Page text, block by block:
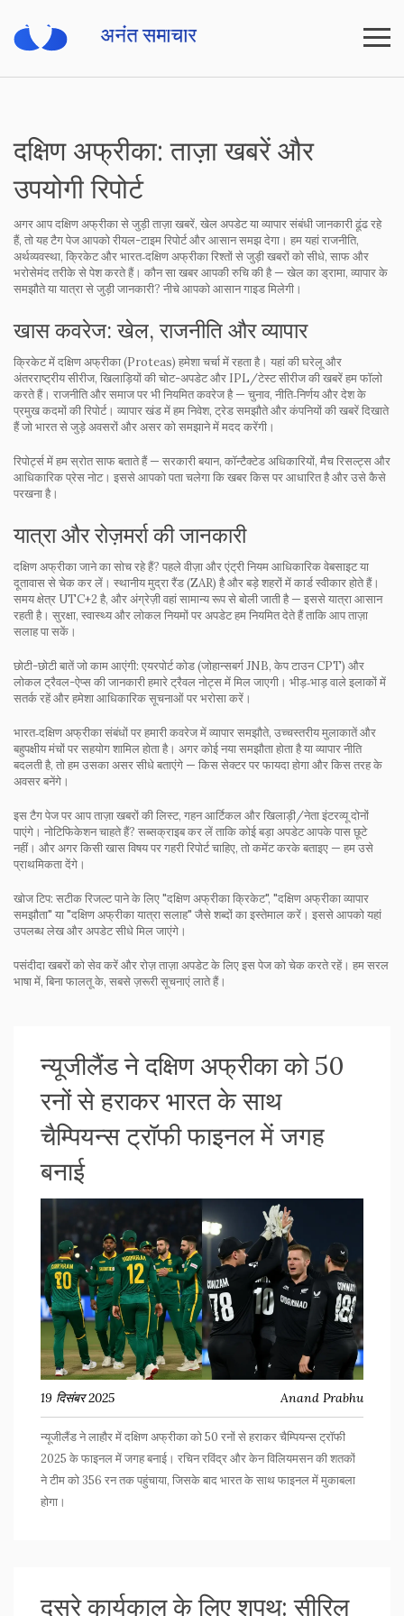
दक्षिण अफ्रीका: ताज़ा खबरें और
उपयोगी रिपोर्ट
अगर आप दक्षिण अफ्रीका से जुड़ी ताज़ा खबरें, खेल अपडेट या व्यापार संबंधी जानकारी ढूंढ रहे
हैं, तो यह टैग पेज आपको रीयल-टाइम रिपोर्ट और आसान समझ देगा। हम यहां राजनीति,
अर्थव्यवस्था, क्रिकेट और भारत‑दक्षिण अफ्रीका रिश्तों से जुड़ी खबरों को सीधे, साफ और
भरोसेमंद तरीके से पेश करते हैं। कौन सा खबर आपकी रुचि की है — खेल का ड्रामा, व्यापार के
समझौते या यात्रा से जुड़ी जानकारी? नीचे आपको आसान गाइड मिलेगी।
खास कवरेज: खेल, राजनीति और व्यापार
क्रिकेट में दक्षिण अफ्रीका (Proteas) हमेशा चर्चा में रहता है। यहां की घरेलू और
अंतरराष्ट्रीय सीरीज, खिलाड़ियों की चोट-अपडेट और IPL/टेस्ट सीरीज की खबरें हम फॉलो
करते हैं। राजनीति और समाज पर भी नियमित कवरेज है — चुनाव, नीति‑निर्णय और देश के
प्रमुख कदमों की रिपोर्ट। व्यापार खंड में हम निवेश, ट्रेड समझौते और कंपनियों की खबरें दिखाते
हैं जो भारत से जुड़े अवसरों और असर को समझाने में मदद करेंगी।
रिपोर्ट्स में हम स्रोत साफ बताते हैं — सरकारी बयान, कॉन्टैक्टेड अधिकारियों, मैच रिसल्ट्स और
आधिकारिक प्रेस नोट। इससे आपको पता चलेगा कि खबर किस पर आधारित है और उसे कैसे
परखना है।
यात्रा और रोज़मर्रा की जानकारी
दक्षिण अफ्रीका जाने का सोच रहे हैं? पहले वीज़ा और एंट्री नियम आधिकारिक वेबसाइट या
दूतावास से चेक कर लें। स्थानीय मुद्रा रैंड (ZAR) है और बड़े शहरों में कार्ड स्वीकार होते हैं।
समय क्षेत्र UTC+2 है, और अंग्रेज़ी वहां सामान्य रूप से बोली जाती है — इससे यात्रा आसान
रहती है। सुरक्षा, स्वास्थ्य और लोकल नियमों पर अपडेट हम नियमित देते हैं ताकि आप ताज़ा
सलाह पा सकें।
छोटी-छोटी बातें जो काम आएंगी: एयरपोर्ट कोड (जोहान्सबर्ग JNB, केप टाउन CPT) और
लोकल ट्रैवल-ऐप्स की जानकारी हमारे ट्रैवल नोट्स में मिल जाएगी। भीड़‑भाड़ वाले इलाकों में
सतर्क रहें और हमेशा आधिकारिक सूचनाओं पर भरोसा करें।
भारत‑दक्षिण अफ्रीका संबंधों पर हमारी कवरेज में व्यापार समझौते, उच्चस्तरीय मुलाकातें और
बहुपक्षीय मंचों पर सहयोग शामिल होता है। अगर कोई नया समझौता होता है या व्यापार नीति
बदलती है, तो हम उसका असर सीधे बताएंगे — किस सेक्टर पर फायदा होगा और किस तरह के
अवसर बनेंगे।
इस टैग पेज पर आप ताज़ा खबरों की लिस्ट, गहन आर्टिकल और खिलाड़ी/नेता इंटरव्यू दोनों
पाएंगे। नोटिफिकेशन चाहते हैं? सब्सक्राइब कर लें ताकि कोई बड़ा अपडेट आपके पास छूटे
नहीं। और अगर किसी खास विषय पर गहरी रिपोर्ट चाहिए, तो कमेंट करके बताइए — हम उसे
प्राथमिकता देंगे।
खोज टिप: सटीक रिजल्ट पाने के लिए "दक्षिण अफ्रीका क्रिकेट", "दक्षिण अफ्रीका व्यापार
समझौता" या "दक्षिण अफ्रीका यात्रा सलाह" जैसे शब्दों का इस्तेमाल करें। इससे आपको यहां
उपलब्ध लेख और अपडेट सीधे मिल जाएंगे।
पसंदीदा खबरों को सेव करें और रोज़ ताज़ा अपडेट के लिए इस पेज को चेक करते रहें। हम सरल
भाषा में, बिना फालतू के, सबसे ज़रूरी सूचनाएं लाते हैं।
न्यूजीलैंड ने दक्षिण अफ्रीका को 50
रनों से हराकर भारत के साथ
चैम्पियन्स ट्रॉफी फाइनल में जगह
बनाई
19 दिसंबर 2025 Anand Prabhu
न्यूजीलैंड ने लाहौर में दक्षिण अफ्रीका को 50 रनों से हराकर चैम्पियन्स ट्रॉफी
2025 के फाइनल में जगह बनाई। रचिन रविंद्र और केन विलियमसन की शतकों
ने टीम को 356 रन तक पहुंचाया, जिसके बाद भारत के साथ फाइनल में मुकाबला
होगा।
दूसरे कार्यकाल के लिए शपथ: सीरिल